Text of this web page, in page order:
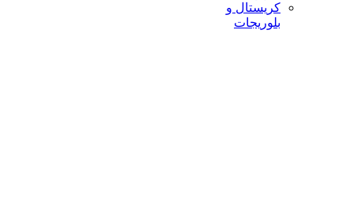
کریستال و
بلوریجات